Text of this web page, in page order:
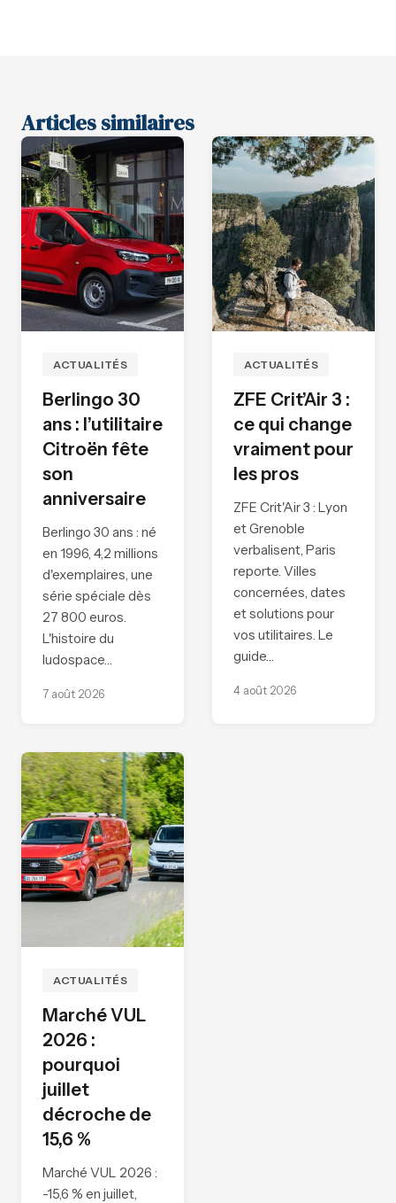
Articles similaires
ACTUALITÉS
Berlingo 30
ans : l’utilitaire
Citroën fête
son
anniversaire
Berlingo 30 ans : né
en 1996, 4,2 millions
d'exemplaires, une
série spéciale dès
27 800 euros.
L'histoire du
ludospace…
7 août 2026
ACTUALITÉS
ZFE Crit’Air 3 :
ce qui change
vraiment pour
les pros
ZFE Crit'Air 3 : Lyon
et Grenoble
verbalisent, Paris
reporte. Villes
concernées, dates
et solutions pour
vos utilitaires. Le
guide…
4 août 2026
ACTUALITÉS
Marché VUL
2026 :
pourquoi
juillet
décroche de
15,6 %
Marché VUL 2026 :
-15,6 % en juillet,